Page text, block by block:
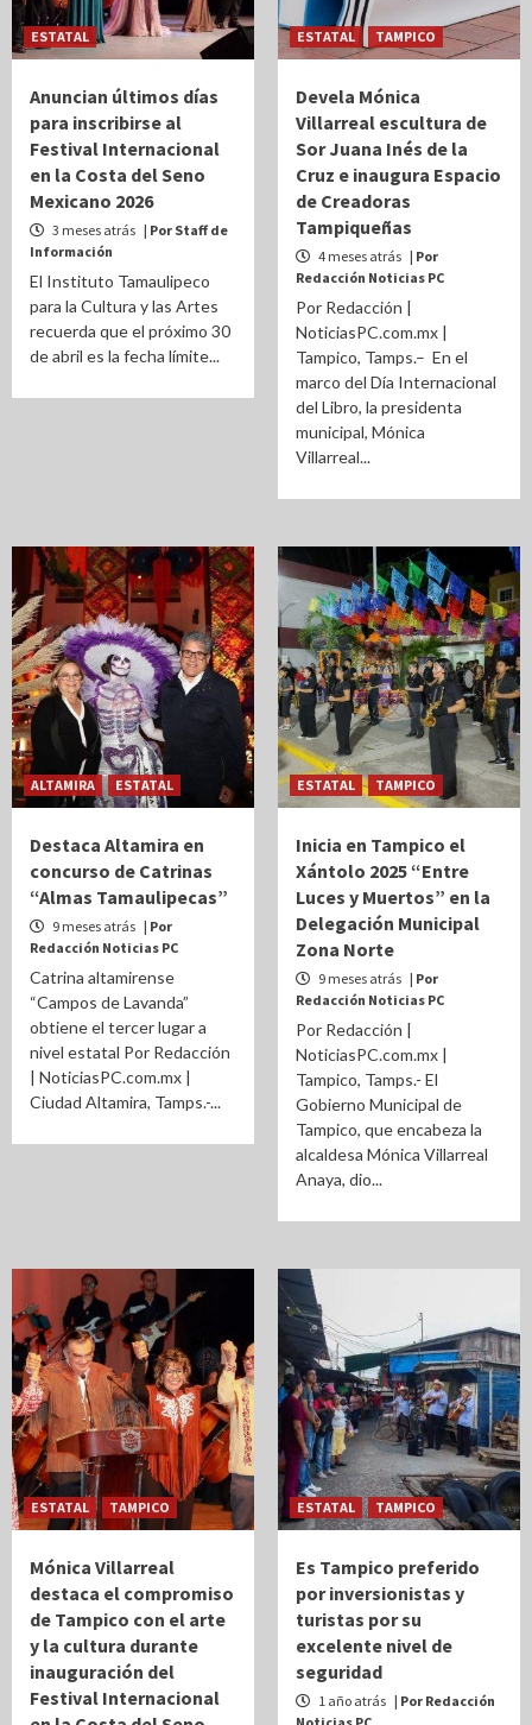
ESTATAL
Anuncian últimos días
para inscribirse al
Festival Internacional
en la Costa del Seno
Mexicano 2026
3 meses atrás | Por Staff de
Información
El Instituto Tamaulipeco
para la Cultura y las Artes
recuerda que el próximo 30
de abril es la fecha límite...
ESTATAL TAMPICO
Devela Mónica
Villarreal escultura de
Sor Juana Inés de la
Cruz e inaugura Espacio
de Creadoras
Tampiqueñas
4 meses atrás | Por
Redacción Noticias PC
Por Redacción |
NoticiasPC.com.mx |
Tampico, Tamps.– En el
marco del Día Internacional
del Libro, la presidenta
municipal, Mónica
Villarreal...
ALTAMIRA ESTATAL
Destaca Altamira en
concurso de Catrinas
“Almas Tamaulipecas”
9 meses atrás | Por
Redacción Noticias PC
Catrina altamirense
“Campos de Lavanda”
obtiene el tercer lugar a
nivel estatal Por Redacción
| NoticiasPC.com.mx |
Ciudad Altamira, Tamps.-...
ESTATAL TAMPICO
Inicia en Tampico el
Xántolo 2025 “Entre
Luces y Muertos” en la
Delegación Municipal
Zona Norte
9 meses atrás | Por
Redacción Noticias PC
Por Redacción |
NoticiasPC.com.mx |
Tampico, Tamps.- El
Gobierno Municipal de
Tampico, que encabeza la
alcaldesa Mónica Villarreal
Anaya, dio...
ESTATAL TAMPICO
Mónica Villarreal
destaca el compromiso
de Tampico con el arte
y la cultura durante
inauguración del
Festival Internacional
ESTATAL TAMPICO
Es Tampico preferido
por inversionistas y
turistas por su
excelente nivel de
seguridad
1 año atrás | Por Redacción